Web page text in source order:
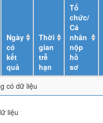
Ngày
có
kết
quả
Thời
gian
trễ
hạn
Tổ
chức/
Cá
nhân
nộp
hồ
sơ
có dữ liệu
liệu